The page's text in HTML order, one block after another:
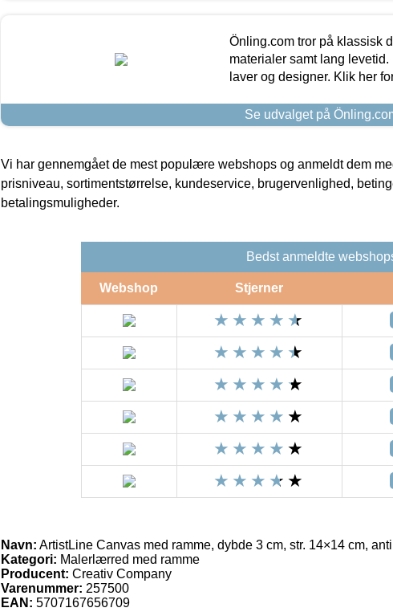
Önling.com tror på klassisk
materialer samt lang
laver og designer. Klik her
Se udvalget på
Vi har gennemgået de mest populære webshops og anmeldt dem
prisniveau, sortimentstørrelse, kundeservice, brugervenlighed,
betalingsmuligheder.
Bedst anmeldte
Webshop Stjerner
Navn: ArtistLine Canvas med ramme, dybde 3 cm, str. 14×14 cm,
Kategori: Malerlærred med ramme
Producent: Creativ Company
Varenummer: 257500
EAN: 5707167656709